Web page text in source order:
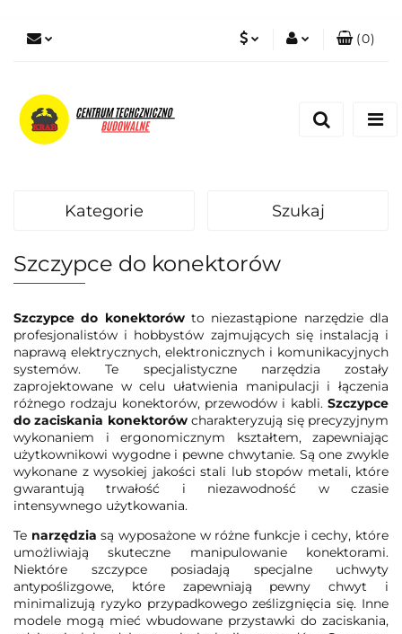
(0)
Kategorie Szukaj
Szczypce do konektorów
Szczypce do konektorówto niezastąpione narzędzie dla
profesjonalistów i hobbystów zajmujących się instalacją i
naprawą elektrycznych, elektronicznych i komunikacyjnych
systemów. Te specjalistyczne narzędzia zostały
zaprojektowane w celu ułatwienia manipulacji i łączenia
różnego rodzaju konektorów, przewodów i kabli. Szczypce
do zaciskania konektorówcharakteryzują się precyzyjnym
wykonaniem i ergonomicznym kształtem, zapewniając
użytkownikowi wygodne i pewne chwytanie. Są one zwykle
wykonane z wysokiej jakości stali lub stopów metali, które
gwarantują trwałość i niezawodność w czasie
intensywnego użytkowania.
Te narzędzia są wyposażone w różne funkcje i cechy, które
umożliwiają skuteczne manipulowanie konektorami.
Niektóre szczypce posiadają specjalne uchwyty
antypoślizgowe, które zapewniają pewny chwyt i
minimalizują ryzyko przypadkowego ześlizgnięcia się. Inne
modele mogą mieć wbudowane przystawki do zaciskania,